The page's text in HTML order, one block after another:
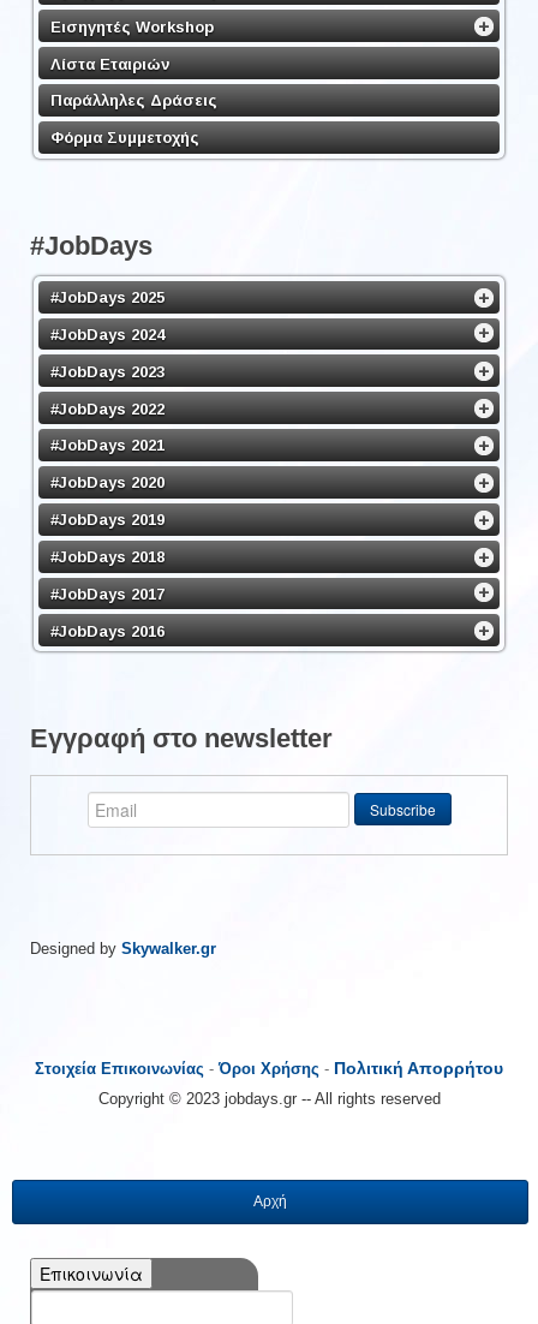
Εισηγητές Workshop
Λίστα Εταιριών
Παράλληλες Δράσεις
Φόρμα Συμμετοχής
#JobDays
#JobDays 2025
#JobDays 2024
#JobDays 2023
#JobDays 2022
#JobDays 2021
#JobDays 2020
#JobDays 2019
#JobDays 2018
#JobDays 2017
#JobDays 2016
Εγγραφή στο newsletter
Designed by Skywalker.gr
Στοιχεία Επικοινωνίας -Όροι Χρήσης - Πολιτική Απορρήτου
Copyright © 2023 jobdays.gr -- All rights reserved
Αρχή